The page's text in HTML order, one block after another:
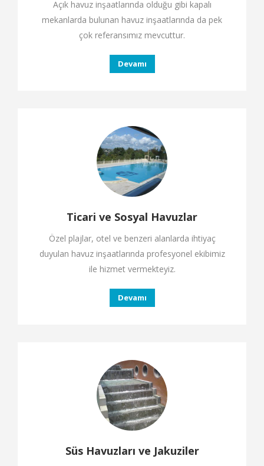
Açık havuz inşaatlarında olduğu gibi kapalı
mekanlarda bulunan havuz inşaatlarında da pek
çok referansımız mevcuttur.
Devamı
Ticari ve Sosyal Havuzlar
Özel plajlar, otel ve benzeri alanlarda ihtiyaç
duyulan havuz inşaatlarında profesyonel ekibimiz
ile hizmet vermekteyiz.
Devamı
Süs Havuzları ve Jakuziler